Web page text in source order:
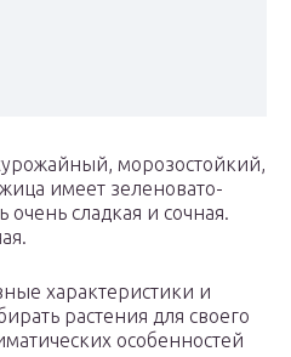
морозостойкий,
имеет зеленовато-
сладкая и сочная.
характеристики и
растения для своего
особенностей